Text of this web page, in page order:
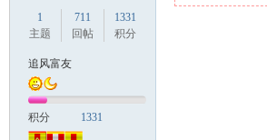
1
主题
711
回帖
1331
积分
追风富友
积分 1331